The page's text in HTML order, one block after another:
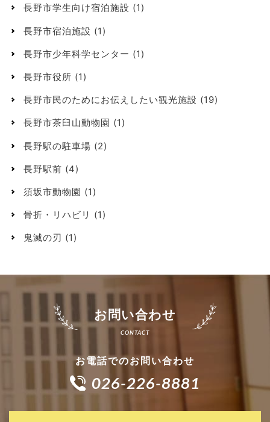
長野市学生向け宿泊施設 (1)
長野市宿泊施設 (1)
長野市少年科学センター (1)
長野市役所 (1)
長野市民のためにお伝えしたい観光施設 (19)
長野市茶臼山動物園 (1)
長野駅の駐車場 (2)
長野駅前 (4)
須坂市動物園 (1)
骨折・リハビリ (1)
鬼滅の刃 (1)
お問い合わせ
お電話でのお問い合わせ
026-226-8881